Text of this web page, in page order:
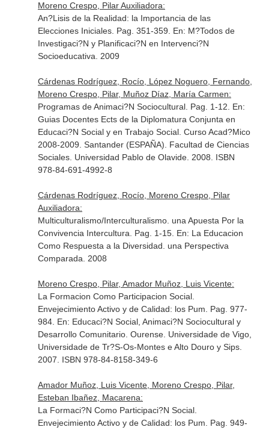
Moreno Crespo, Pilar Auxiliadora:
An?Lisis de la Realidad: la Importancia de las
Elecciones Iniciales. Pag. 351-359. En: M?Todos de
Investigaci?N y Planificaci?N en Intervenci?N
Socioeducativa . 2009
Cárdenas Rodríguez, Rocío, López Noguero, Fernando,
Moreno Crespo, Pilar, Muñoz Díaz, María Carmen:
Programas de Animaci?N Sociocultural. Pag. 1-12. En:
Guias Docentes Ects de la Diplomatura Conjunta en
Educaci?N Social y en Trabajo Social. Curso Acad?Mico
2008-2009 . Santander (ESPAÑA). Facultad de Ciencias
Sociales. Universidad Pablo de Olavide. 2008. ISBN
978-84-691-4992-8
Cárdenas Rodríguez, Rocío, Moreno Crespo, Pilar
Auxiliadora:
Multiculturalismo/Interculturalismo. una Apuesta Por la
Convivencia Intercultura. Pag. 1-15. En: La Educacion
Como Respuesta a la Diversidad. una Perspectiva
Comparada . 2008
Moreno Crespo, Pilar, Amador Muñoz, Luis Vicente:
La Formacion Como Participacion Social.
Envejecimiento Activo y de Calidad: los Pum. Pag. 977-
984. En: Educaci?N Social, Animaci?N Sociocultural y
Desarrollo Comunitario. Ourense. Universidade de Vigo,
Universidade de Tr?S-Os-Montes e Alto Douro y Sips.
2007. ISBN 978-84-8158-349-6
Amador Muñoz, Luis Vicente, Moreno Crespo, Pilar,
Esteban Ibañez, Macarena:
La Formaci?N Como Participaci?N Social.
Envejecimiento Activo y de Calidad: los Pum. Pag. 949-